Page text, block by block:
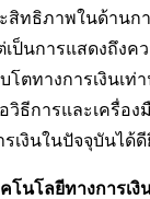
สิทธิภาพในด้านก
เป็นการแสดงถึงค
ตทางการเงินเท่
วิธีการและเครื่อง
เงินในปัจจุบันได้
โนโลยีทางการเงิ